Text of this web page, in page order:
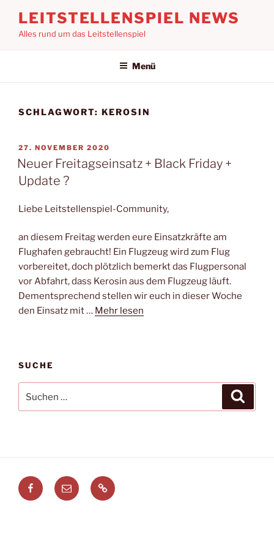
Inhalt
springen
LEITSTELLENSPIEL NEWS
Alles rund um das Leitstellenspiel
Menü
SCHLAGWORT: KEROSIN
VERÖFFENTLICHT
AM
27. NOVEMBER 2020
Neuer Freitagseinsatz + Black Friday +
Update ?
Liebe Leitstellenspiel-Community,
an diesem Freitag werden eure Einsatzkräfte am
Flughafen gebraucht! Ein Flugzeug wird zum Flug
vorbereitet, doch plötzlich bemerkt das Flugpersonal
vor Abfahrt, dass Kerosin aus dem Flugzeug läuft.
Dementsprechend stellen wir euch in dieser Woche
den Einsatz mit … Mehr lesen
SUCHE
nach:
Facebook
E-
Mail
Leitstellenspiel.de